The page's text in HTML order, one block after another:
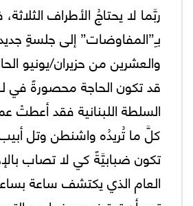
ربَّما لا يحتاجُ الأطراف
بـِ”المفاوضات” إلى جلسةٍ
والعشرين من حزيران/يونيو
قد تكون الحاجة محصورةً في
السلطة اللبنانية فقد أعطتْ
كلَّ ما تُريدُه واشنطن وتل
تكون ضبابيَّةً كي لا تصاب
العام الذي يكتشف ساعة